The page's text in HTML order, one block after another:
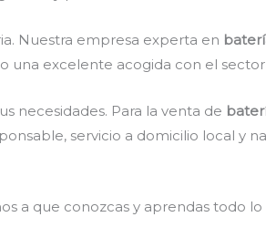
Nuestra empresa experta en
una excelente acogida con el
necesidades. Para la venta de
servicio a domicilio local y
a que conozcas y aprendas todo